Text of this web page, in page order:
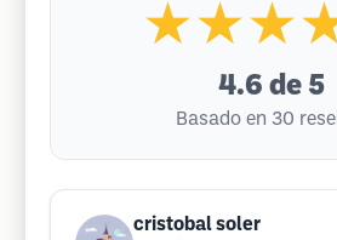
4.6 de 5
Basado en 30
cristobal soler